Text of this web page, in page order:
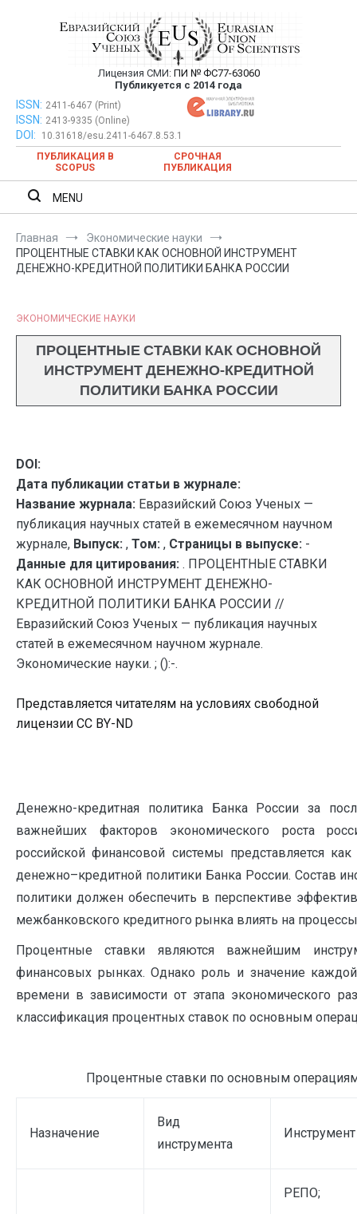
Евразийский Союз Ученых —
публикация научных статей в
ежемесячном научном журнале
Лицензия СМИ: ПИ № ФС77-63060
Публикуется с 2014 года
Евразийский Союз Ученых — публикация научных статей в
ежемесячном научном журнале
ISSN: 2411-6467 (Print)
ISSN: 2413-9335 (Online)
DOI:
10.31618/esu.2411-6467.8.53.1
ПУБЛИКАЦИЯ В
SCOPUS
СРОЧНАЯ
ПУБЛИКАЦИЯ
MENU
Главная
Экономические науки
ПРОЦЕНТНЫЕ СТАВКИ КАК ОСНОВНОЙ ИНСТРУМЕНТ
ДЕНЕЖНО-КРЕДИТНОЙ ПОЛИТИКИ БАНКА РОССИИ
ЭКОНОМИЧЕСКИЕ НАУКИ
ПРОЦЕНТНЫЕ СТАВКИ КАК ОСНОВНОЙ
ИНСТРУМЕНТ ДЕНЕЖНО-КРЕДИТНОЙ
ПОЛИТИКИ БАНКА РОССИИ
DOI:
Дата публикации статьи в журнале:
Название журнала: Евразийский Союз Ученых —
публикация научных статей в ежемесячном научном
журнале, Выпуск: , Том: , Страницы в выпуске: -
Данные для цитирования: . ПРОЦЕНТНЫЕ СТАВКИ
КАК ОСНОВНОЙ ИНСТРУМЕНТ ДЕНЕЖНО-
КРЕДИТНОЙ ПОЛИТИКИ БАНКА РОССИИ //
Евразийский Союз Ученых — публикация научных
статей в ежемесячном научном журнале.
Экономические науки. ; ():-.
Представляется читателям на условиях свободной
лицензии CC BY-ND
Денежно-кредитная политика Банка России за
важнейших факторов экономического роста
российской финансовой системы представляется как
денежно–кредитной политики Банка России. Состав
политики должен обеспечить в перспективе
межбанковского кредитного рынка влиять на
Процентные ставки являются важнейшим
финансовых рынках. Однако роль и значение
времени в зависимости от этапа экономического
классификация процентных ставок по основным
Процентные ставки по основным
Назначение
Вид
инструмента
Инструмент
РЕПО;